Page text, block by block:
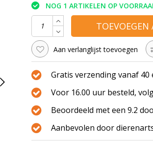
NOG 1 ARTIKELEN OP
TOEVOEGEN
Aan verlanglijst toevoegen
Gratis verzending vanaf 40
Voor 16.00 uur besteld,
Beoordeeld met een 9.2
Aanbevolen door